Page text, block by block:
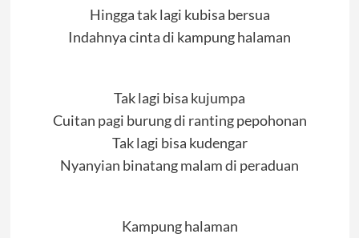
Hingga tak lagi kubisa bersua
Indahnya cinta di kampung halaman
Tak lagi bisa kujumpa
Cuitan pagi burung di ranting pepohonan
Tak lagi bisa kudengar
Nyanyian binatang malam di peraduan
Kampung halaman